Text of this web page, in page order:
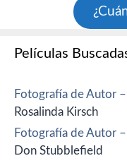
Películas
Fotografía de Autor
Rosalinda Kirsch
Fotografía de Autor
Don Stubblefield